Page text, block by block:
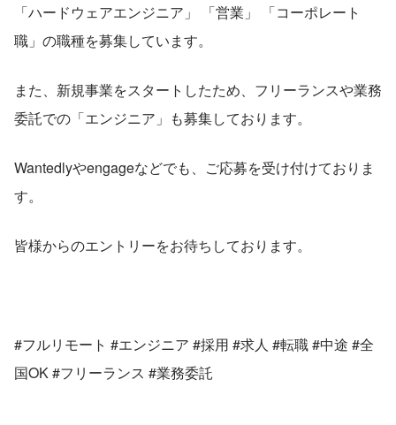
「ハードウェアエンジニア」 「営業」 「コーポレート
職」の職種を募集しています。
また、新規事業をスタートしたため、フリーランスや業務
委託での「エンジニア」も募集しております。
Wantedlyやengageなどでも、ご応募を受け付けておりま
す。
皆様からのエントリーをお待ちしております。
#フルリモート #エンジニア #採用 #求人 #転職 #中途 #全
国OK #フリーランス #業務委託